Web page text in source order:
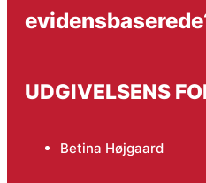
UDGIVELSENS
Betina Højgaard